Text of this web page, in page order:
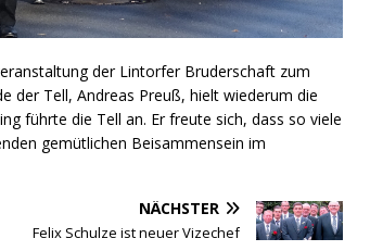
der Lintorfer Bruderschaft zum
der Tell, Andreas Preuß, hielt wiederum die
führte die Tell an. Er freute sich, dass so viele
gemütlichen Beisammensein im
NÄCHSTER
Felix Schulze ist neuer Vizechef